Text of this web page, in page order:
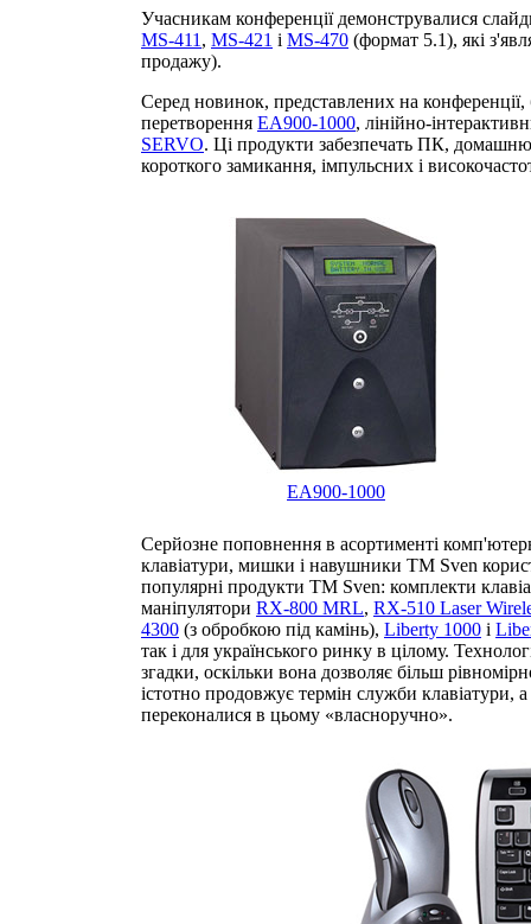
Учасникам конференції демонструвалися
MS-411 , MS-421 і MS-470 (формат 5.1), які
продажу).
Серед новинок, представлених на
перетворення EA900-1000, лінійно-
SERVO. Ці продукти забезпечать ПК, домашню
короткого замикання, імпульсних і
EA900-1000
Серйозне поповнення в асортименті
клавіатури, мишки і навушники ТМ Sven
популярні продукти ТМ Sven: комплекти
маніпулятори RX-800 MRL, RX-510 Laser
4300 (з обробкою під камінь), Liberty 1000 і
так і для українського ринку в цілому.
згадки, оскільки вона дозволяє більш
істотно продовжує термін служби клавіатури,
переконалися в цьому «власноручно».